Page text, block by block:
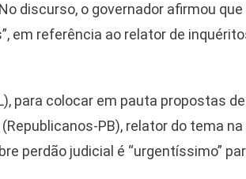
discurso, o governador afirmou que
em referência ao relator de
para colocar em pauta propostas de
PB), relator do tema na
perdão judicial é “urgentíssimo”